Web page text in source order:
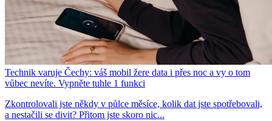
Technik varuje Čechy: váš mobil žere data i přes noc a vy o tom
vůbec nevíte. Vypněte tuhle 1 funkci
Zkontrolovali jste někdy v půlce měsíce, kolik dat jste spotřebovali,
a nestačili se divit? Přitom jste skoro nic...